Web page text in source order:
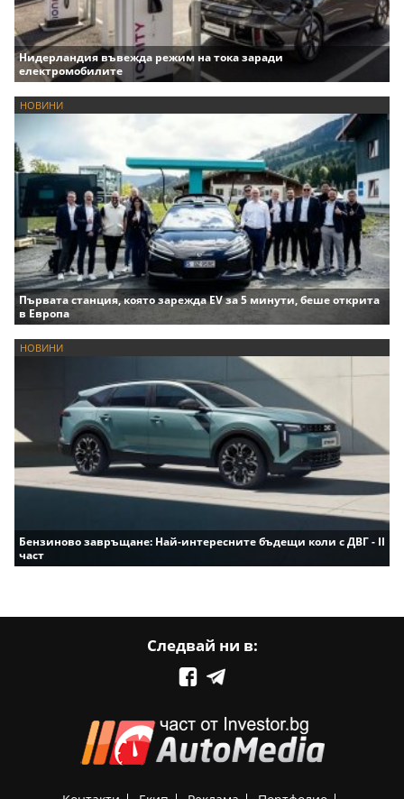
Нидерландия въвежда режим на тока заради
електромобилите
НОВИНИ
Първата станция, която зарежда EV за 5 минути, беше открита
в Европа
НОВИНИ
Бензиново завръщане: Най-интересните бъдещи коли с ДВГ - II
част
Следвай ни в: